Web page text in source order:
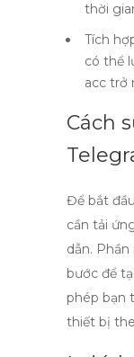
thời
Tích
có thể
acc trở
Cách
Để bắt
cần tải
dẫn.
bước để
phép bạn
thiết bị